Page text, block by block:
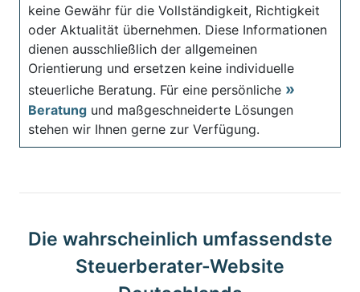
keine Gewähr für die Vollständigkeit, Richtigkeit
oder Aktualität übernehmen. Diese Informationen
dienen ausschließlich der allgemeinen
Orientierung und ersetzen keine individuelle
steuerliche Beratung. Für eine persönliche
Beratung und maßgeschneiderte Lösungen
stehen wir Ihnen gerne zur Verfügung.
Die wahrscheinlich umfassendste
Steuerberater-Website